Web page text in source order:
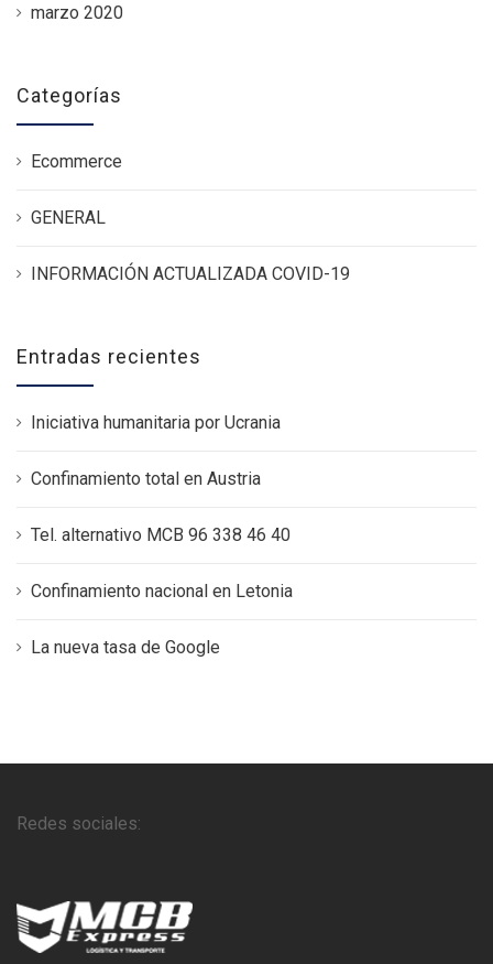
marzo 2020
Categorías
Ecommerce
GENERAL
INFORMACIÓN ACTUALIZADA COVID-19
Entradas recientes
Iniciativa humanitaria por Ucrania
Confinamiento total en Austria
Tel. alternativo MCB 96 338 46 40
Confinamiento nacional en Letonia
La nueva tasa de Google
Redes sociales: